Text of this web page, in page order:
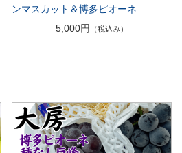
ンマスカット＆博多ピオーネ
5,000円
（税込み）